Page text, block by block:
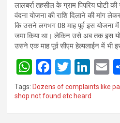
लालबर्रा तहसील के ग्राम पिपरिय घोटी
वंदना योजना की राशि दिलाने की मांग
कि उसने लगभग 08 माह पूर्व इस योजना में
जमा किया था। लेकिन उसे अब तक इस
उसने एक माह पूर्व सीएम हेल्पलाईन में भी
W
h
at
s
F
a
ce
b
T
wi
tt
er
Li
n
ke
dI
E
Tags: Dozens of complaints like
shop not found etc heard